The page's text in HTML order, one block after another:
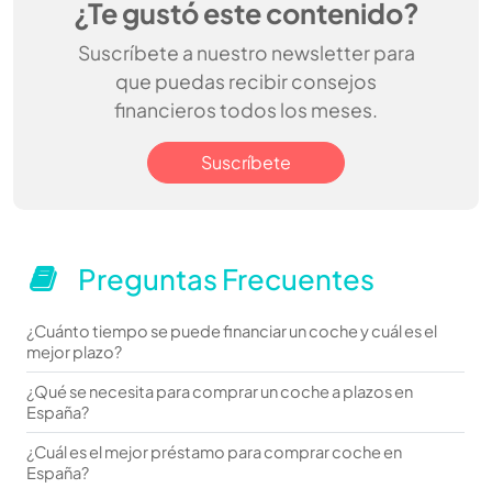
¿Te gustó este contenido?
Suscríbete a nuestro newsletter para
que puedas recibir consejos
financieros todos los meses.
Suscríbete
Preguntas Frecuentes
¿Cuánto tiempo se puede financiar un coche y cuál es el
mejor plazo?
¿Qué se necesita para comprar un coche a plazos en
España?
¿Cuál es el mejor préstamo para comprar coche en
España?